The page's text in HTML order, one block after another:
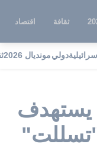
ثقافة اقتصاد
دوليمونديال 2026
يستهدف